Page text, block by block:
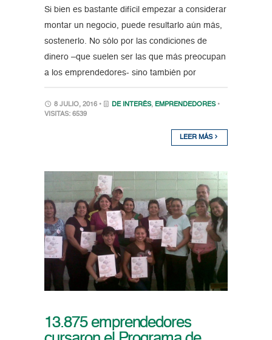
Si bien es bastante difícil empezar a considerar
montar un negocio, puede resultarlo aún más,
sostenerlo. No sólo por las condiciones de
dinero –que suelen ser las que más preocupan
a los emprendedores- sino también por
8 JULIO, 2016 • DE INTERÉS, EMPRENDEDORES •
VISITAS: 6539
LEER MÁS
13.875 emprendedores